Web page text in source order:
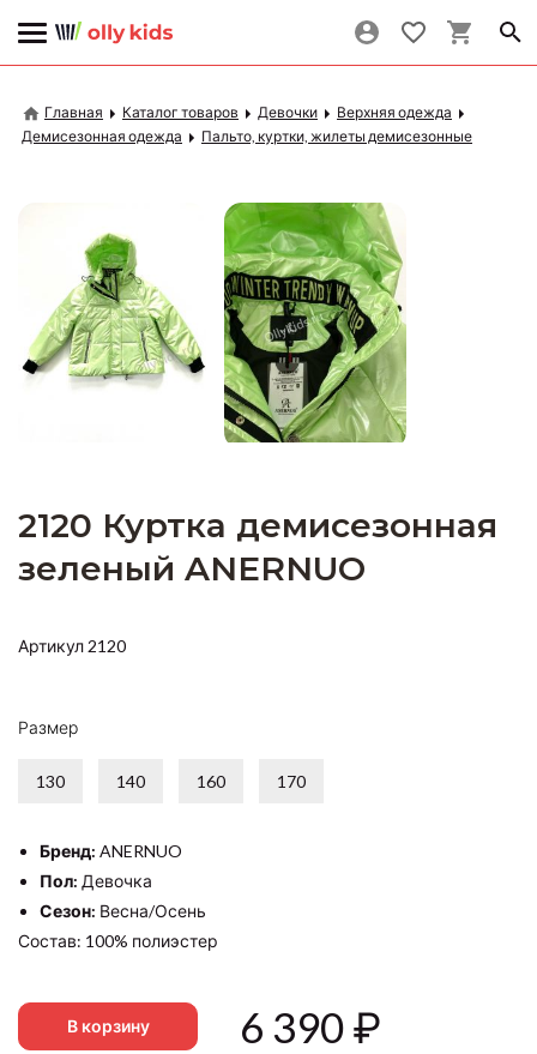
Главная Каталог товаров Девочки
Верхняя одежда
Демисезонная одежда
Пальто, куртки, жилеты демисезонные
2120 Куртка демисезонная
зеленый ANERNUO
Артикул 2120
Размер
130 140 160 170
Бренд: ANERNUO
Пол: Девочка
Сезон: Весна/Осень
Состав: 100% полиэстер
В корзину 6 390₽